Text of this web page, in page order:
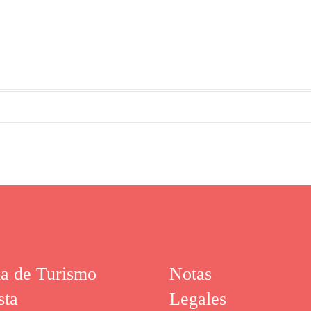
de Turismo
Notas
Legales